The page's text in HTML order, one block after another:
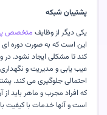
پشتیبان شبکه
یکی دیگر از وظایفمتخصص
این است که به صورت دوره
کند تا مشکلی ایجاد نشود. در
عیب یابی و مدیریت و
احتمالی جلوگیری می کند.
که افراد مجرب و ماهر باید
است و آنها خدمات با کیفیت